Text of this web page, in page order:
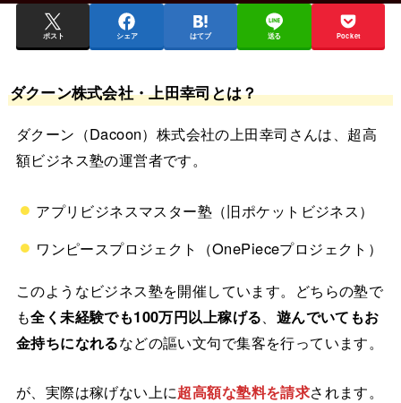
ポスト シェア はてブ 送る Pocket
ダクーン株式会社・上田幸司とは？
ダクーン（Dacoon）株式会社の上田幸司さんは、超高
額ビジネス塾の運営者です。
アプリビジネスマスター塾（旧ポケットビジネス）
ワンピースプロジェクト（OnePieceプロジェクト）
このようなビジネス塾を開催しています。どちらの塾で
も全く未経験でも100万円以上稼げる
遊んでいてもお
金持ちになれるなどの謳い文句で集客を行っています。
が、実際は稼げない上に超高額な塾料を請求されます。